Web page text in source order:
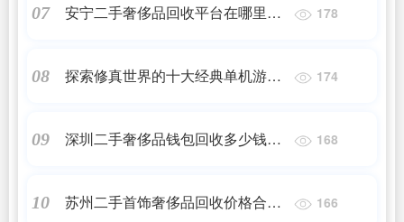
07
安宁二手奢侈品回收平台在哪里_
178
08
探索修真世界的十大经典单机游
174
09
深圳二手奢侈品钱包回收多少钱_
般是多少?
168
10
苏州二手首饰奢侈品回收价格合理
166